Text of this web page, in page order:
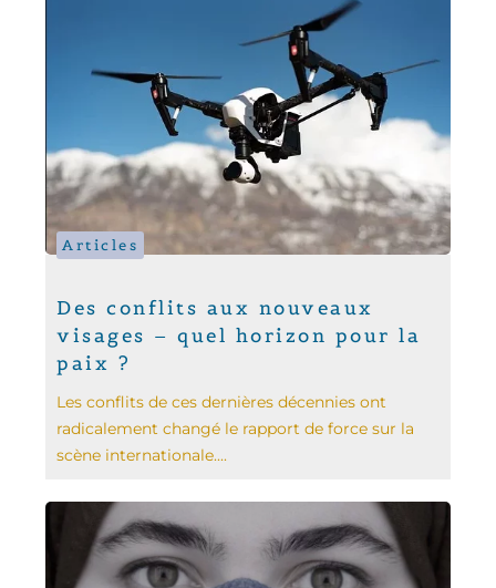
Articles
Des conflits aux nouveaux
visages – quel horizon pour la
paix ?
Les conflits de ces dernières décennies ont
radicalement changé le rapport de force sur la
scène internationale....